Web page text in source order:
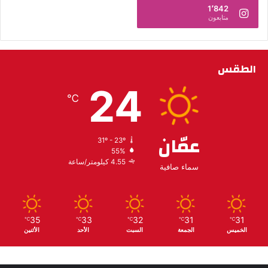
1٬842
متابعون
الطقس
عمّان
سماء صافية
24
℃
31º - 23º
55%
4.55 كيلومتر/ساعة
31
℃
الخميس
31
℃
الجمعة
32
℃
السبت
33
℃
الأحد
35
℃
الأثنين